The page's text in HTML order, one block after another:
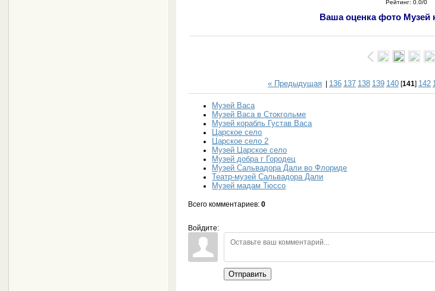
Рейтинг: 0.0/0
Ваша оценка фото Музей
« Предыдущая| 136 137 138 139 140[141] 142
Музей Васа
Музей Васа в Стокгольме
Музей корабль Густав Васа
Царское село
Царское село 2
Музей Царское село
Музей добра г Городец
Музей Сальвадора Дали во Флориде
Театр-музей Сальвадора Дали
Музей мадам Тюссо
Всего комментариев:0
Войдите:
Отправить